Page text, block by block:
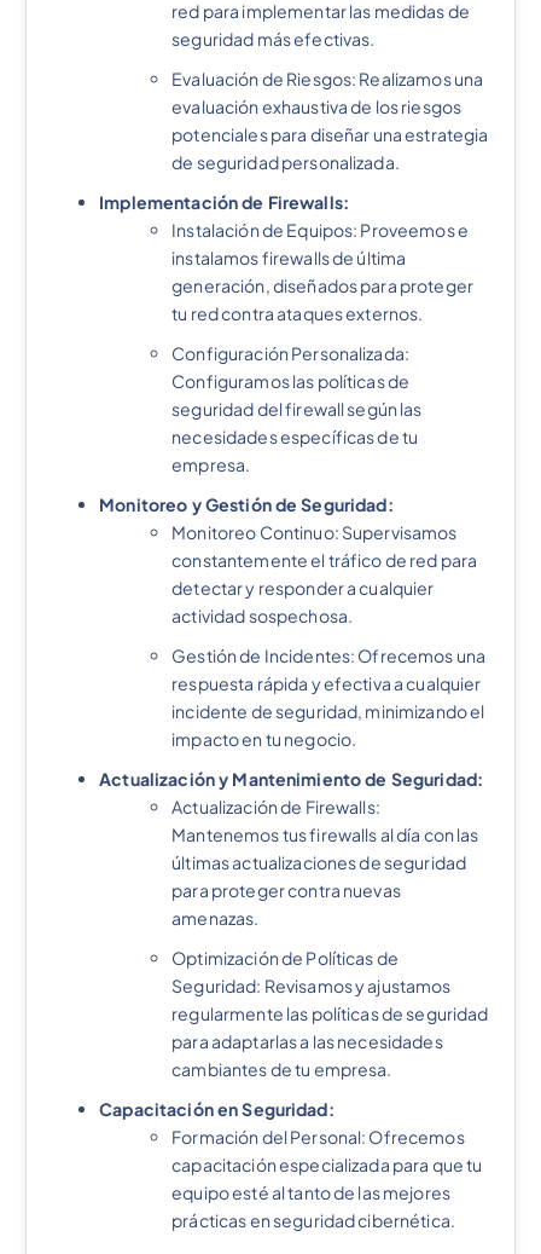
red para implementar las medidas de
seguridad más efectivas.
Evaluación de Riesgos: Realizamos una
evaluación exhaustiva de los riesgos
potenciales para diseñar una estrategia
de seguridad personalizada.
Implementación de Firewalls:
Instalación de Equipos: Proveemos e
instalamos firewalls de última
generación, diseñados para proteger
tu red contra ataques externos.
Configuración Personalizada:
Configuramos las políticas de
seguridad del firewall según las
necesidades específicas de tu
empresa.
Monitoreo y Gestión de Seguridad:
Monitoreo Continuo: Supervisamos
constantemente el tráfico de red para
detectar y responder a cualquier
actividad sospechosa.
Gestión de Incidentes: Ofrecemos una
respuesta rápida y efectiva a cualquier
incidente de seguridad, minimizando el
impacto en tu negocio.
Actualización y Mantenimiento de Seguridad:
Actualización de Firewalls:
Mantenemos tus firewalls al día con las
últimas actualizaciones de seguridad
para proteger contra nuevas
amenazas.
Optimización de Políticas de
Seguridad: Revisamos y ajustamos
regularmente las políticas de seguridad
para adaptarlas a las necesidades
cambiantes de tu empresa.
Capacitación en Seguridad:
Formación del Personal: Ofrecemos
capacitación especializada para que tu
equipo esté al tanto de las mejores
prácticas en seguridad cibernética.